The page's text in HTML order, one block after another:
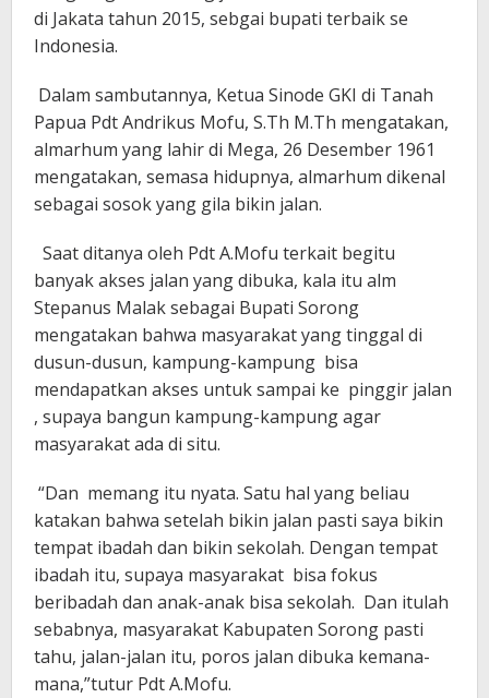
di Jakata tahun 2015, sebgai bupati terbaik se
Indonesia.
Dalam sambutannya, Ketua Sinode GKI di Tanah
Papua Pdt Andrikus Mofu, S.Th M.Th mengatakan,
almarhum yang lahir di Mega, 26 Desember 1961
mengatakan, semasa hidupnya, almarhum dikenal
sebagai sosok yang gila bikin jalan.
Saat ditanya oleh Pdt A.Mofu terkait begitu
banyak akses jalan yang dibuka, kala itu alm
Stepanus Malak sebagai Bupati Sorong
mengatakan bahwa masyarakat yang tinggal di
dusun-dusun, kampung-kampung bisa
mendapatkan akses untuk sampai ke pinggir jalan
, supaya bangun kampung-kampung agar
masyarakat ada di situ.
“Dan memang itu nyata. Satu hal yang beliau
katakan bahwa setelah bikin jalan pasti saya bikin
tempat ibadah dan bikin sekolah. Dengan tempat
ibadah itu, supaya masyarakat bisa fokus
beribadah dan anak-anak bisa sekolah. Dan itulah
sebabnya, masyarakat Kabupaten Sorong pasti
tahu, jalan-jalan itu, poros jalan dibuka kemana-
mana,”tutur Pdt A.Mofu.